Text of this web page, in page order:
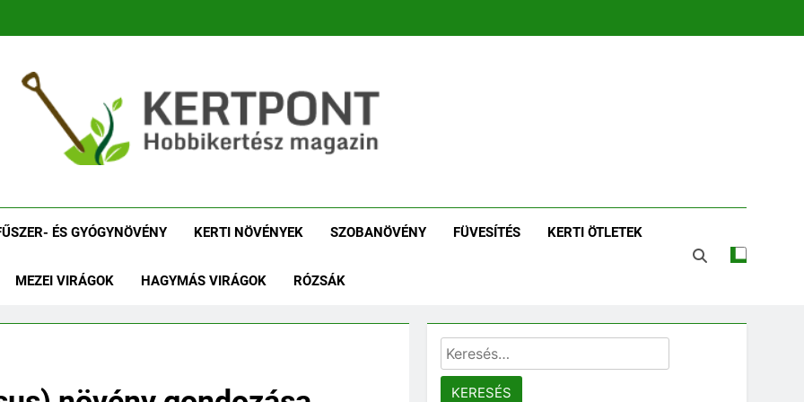
Növényhatározó
ÉS GYÓGYNÖVÉNY KERTI NÖVÉNYEK SZOBANÖVÉNY FÜVESÍTÉS KERTI ÖTLETEK
MEZEI VIRÁGOK HAGYMÁS VIRÁGOK RÓZSÁK
Keresés: